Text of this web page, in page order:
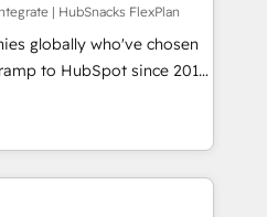
With our bright
can-do mentality, we
basis. So tell us
Driving digital
| HubSnacks FlexPlan
globally who've chosen
to HubSpot since 2014
that accelerate value...
or Check-fixing existing
3️⃣ Integrate |